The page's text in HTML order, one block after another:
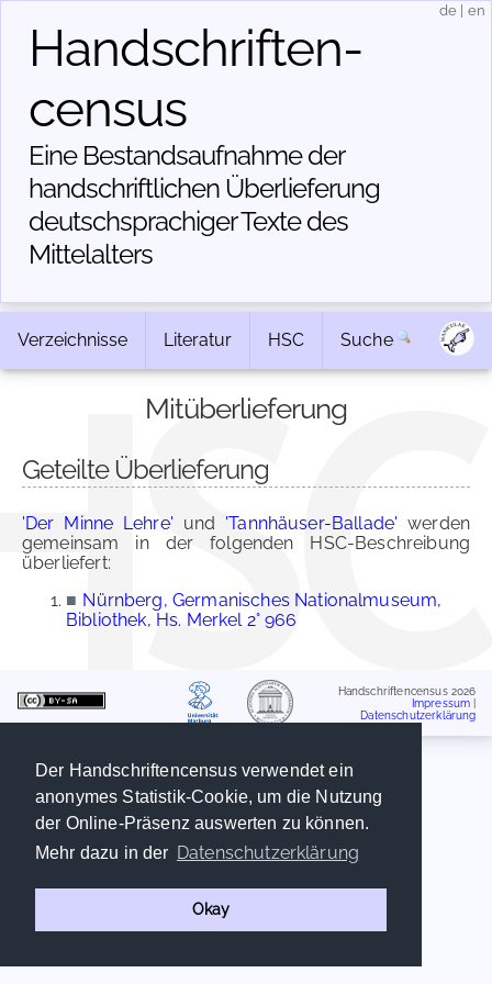
Der Handschriftencensus verwendet ein
anonymes Statistik-Cookie, um die Nutzung
der Online-Präsenz auswerten zu können.
Mehr dazu in der Datenschutzerklärung
Okay
Handschriften­
census
Eine Bestandsaufnahme der
handschriftlichen Über­lieferung
deutschsprachiger Texte des
Mittelalters
de en
Verzeichnisse Literatur HSC Suche
Mitüberlieferung
Geteilte Überlieferung
'Der Minne Lehre' und 'Tannhäuser-Ballade' werden
gemeinsam in der folgenden HSC-Beschreibung
überliefert:
■ Nürnberg, Germanisches Nationalmuseum,
Bibliothek, Hs. Merkel 2° 966
Handschriftencensus 2026
Impressum
Datenschutzerklärung